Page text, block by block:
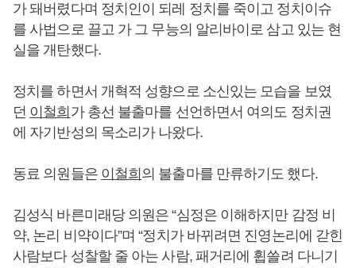
가 돼버렸다며 정치인이 되레 정치를 죽이고 정치이슈
를 사법으로 끌고 가 그 무능의 알리바이로 삼고 있는 현
실을 개탄했다.
정치를 하면서 개혁적 성향으로 소신있는 모습을 보였
던 이철희 가 총선 불출마를 선언하면서 여의도 정치권
에 자기반성의 목소리가 나왔다.
동료 의원들은 이철희 의 불출마를 만류하기도 했다.
김성식 바른미래당 의원은 “심정은 이해하지만 감정 비
약, 논리 비약이다”며 “정치가 바뀌려면 진영논리에 갇힌
사람보다 성찰할 줄 아는 사람, 패거리에 휩쓸려 다니기